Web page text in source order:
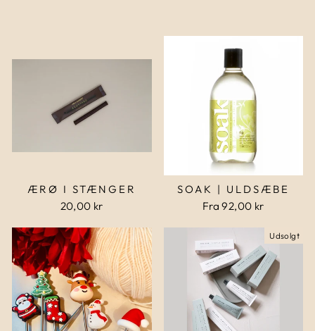
ÆRØ I STÆNGER
20,00 kr
SOAK | ULDSÆBE
Fra 92,00 kr
Udsolgt